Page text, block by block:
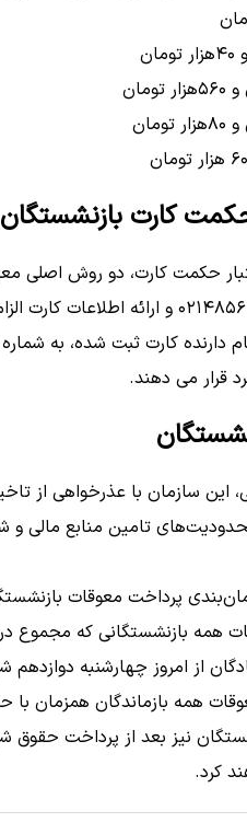
حکمت کارت بازنشستگان
حکمت کارت، دو روش
تلفنی، تماس با شماره ۰۲۱۴۸۵۶
قرار می دهند.
این سازمان با عذرخواهی از
تامین منابع مالی و
پرداخت معوقات
از امروز چهارشنبه
همه بازماندگان همزمان
نیز بعد از پرداخت
کرد.